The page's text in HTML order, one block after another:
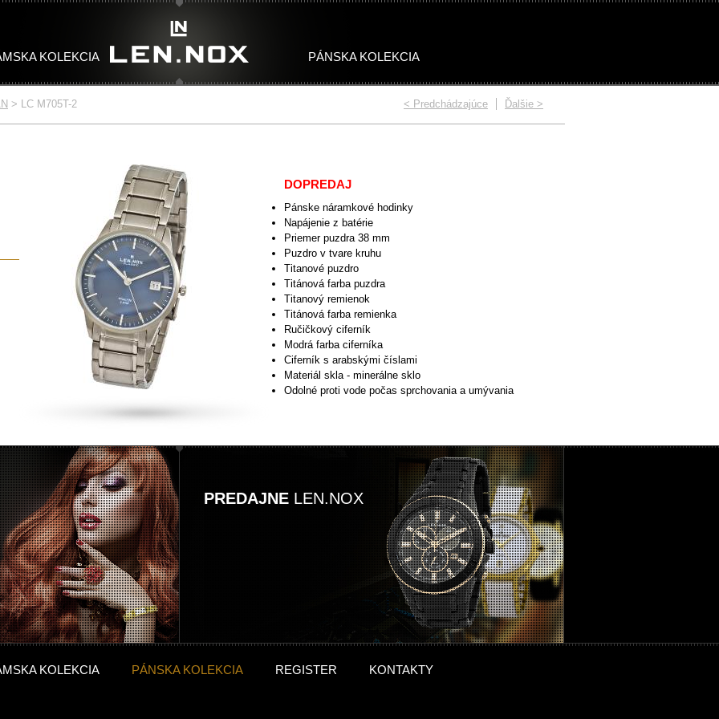
KOLEKCIA
WOMAN TITAN WOMEN CERAMIC WOMEN CLASSIC WOMEN STONES
PÁNSKA KOLEKCIA
MAN CLASSIC MAN CHRONO
> LC M705T-2 Ďalšie >
< Predchádzajúce
DOPREDAJ
Pánske náramkové hodinky
Napájenie z batérie
Priemer puzdra 38 mm
Puzdro v tvare kruhu
Titanové puzdro
Titánová farba puzdra
Titanový remienok
Titánová farba remienka
Ručičkový ciferník
Modrá farba ciferníka
Ciferník s arabskými číslami
Materiál skla - minerálne sklo
Odolné proti vode počas sprchovania a umývania
PREDAJNE LEN.NOX
KOLEKCIA PÁNSKA KOLEKCIA REGISTER KONTAKTY